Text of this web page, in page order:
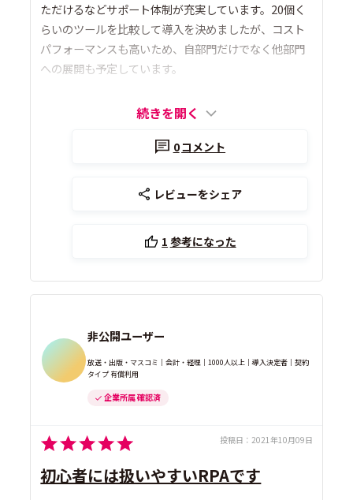
ただけるなどサポート体制が充実しています。20個く
らいのツールを比較して導入を決めましたが、コスト
パフォーマンスも高いため、自部門だけでなく他部門
への展開も予定しています。
続きを開く
0コメント
レビューをシェア
1 参考になった
非公開ユーザー
放送・出版・マスコミ｜会計・経理｜1000人以上｜導入決定者｜契約
タイプ 有償利用
企業所属 確認済
投稿日： 2021年10月09日
初心者には扱いやすいRPAです